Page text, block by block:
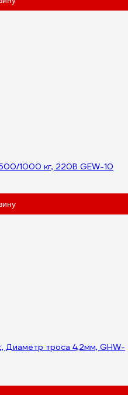
1000 кг, 220B GEW-10
Диаметр троса 4,2мм, GHW-